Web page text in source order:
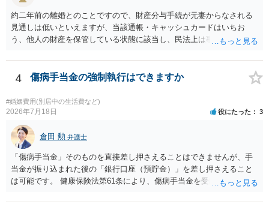
約二年前の離婚とのことですので、財産分与手続が元妻からなされる
見通しは低いといえますが、当該通帳・キャッシュカードはいちお
う、他人の財産を保管している状態に該当し、民法上は事務管理（597
えにくくとも、表だってのお答えとしては元妻の了解なく処分するこ
とはできないというお答えになってしまいます。
4 傷病手当金の強制執行はできますか
#婚姻費用(別居中の生活費など)
2026年7月18日 役にたった 3
倉田 勲 弁護士
「傷病手当金」そのものを直接差し押さえることはできませんが、手
当金が振り込まれた後の「銀行口座（預貯金）」を差し押さえること
は可能です。 健康保険法第61条により、傷病手当金を受け取る権利は
った扶養義務に基づく特別な請求であっても、健康保険組合や協会け